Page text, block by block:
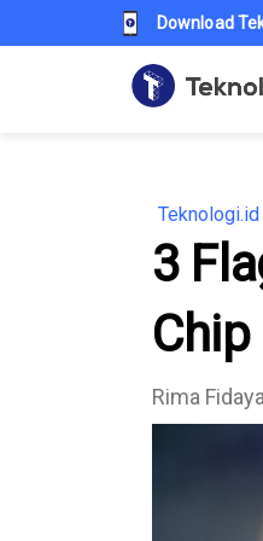
Download
Teknologi.id
3
Rima